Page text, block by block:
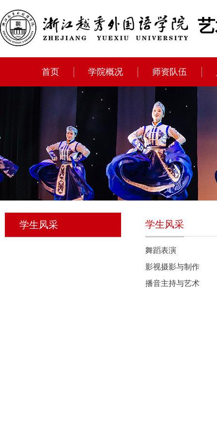
首页 学院概况 师资队伍
学生风采 学生风采
舞蹈表演
影视摄影与制作
播音主持与艺术